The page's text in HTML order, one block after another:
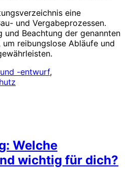
eine
und Vergabeprozessen.
und Beachtung der genannten
reibungslose Abläufe und
-entwurf,
Welche
wichtig für dich?